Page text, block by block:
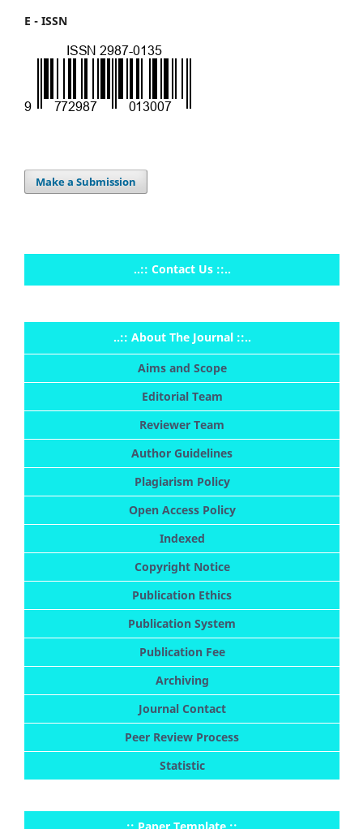
E - ISSN
Make a Submission
..:: Contact Us ::..
..:: About The Journal ::..
Aims and Scope
Editorial Team
Reviewer Team
Author Guidelines
Plagiarism Policy
Open Access Policy
Indexed
Copyright Notice
Publication Ethics
Publication System
Publication Fee
Archiving
Journal Contact
Peer Review Process
Statistic